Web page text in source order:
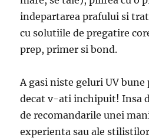
indepartarea prafului si
cu solutiile de pregatire
prep, primer si bond.
A gasi niste geluri UV
decat v-ati inchipuit! Insa
de recomandarile unei
experienta sau ale